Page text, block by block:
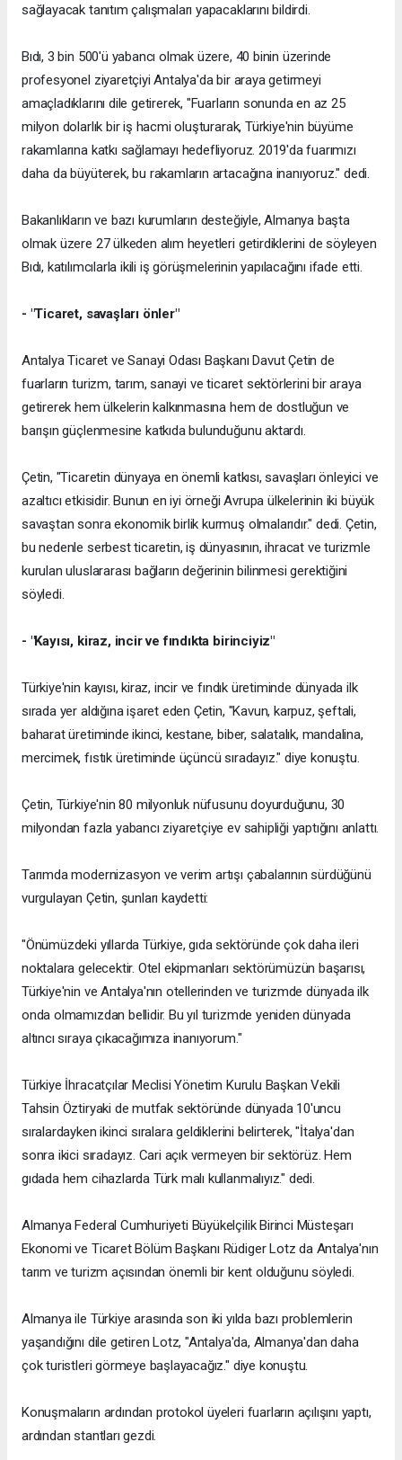
sağlayacak tanıtım çalışmaları yapacaklarını bildirdi.
Bıdı, 3 bin 500'ü yabancı olmak üzere, 40 binin üzerinde
profesyonel ziyaretçiyi Antalya'da bir araya getirmeyi
amaçladıklarını dile getirerek, "Fuarların sonunda en az 25
milyon dolarlık bir iş hacmi oluşturarak, Türkiye'nin büyüme
rakamlarına katkı sağlamayı hedefliyoruz. 2019'da fuarımızı
daha da büyüterek, bu rakamların artacağına inanıyoruz." dedi.
Bakanlıkların ve bazı kurumların desteğiyle, Almanya başta
olmak üzere 27 ülkeden alım heyetleri getirdiklerini de söyleyen
Bıdı, katılımcılarla ikili iş görüşmelerinin yapılacağını ifade etti.
- "Ticaret, savaşları önler"
Antalya Ticaret ve Sanayi Odası Başkanı Davut Çetin de
fuarların turizm, tarım, sanayi ve ticaret sektörlerini bir araya
getirerek hem ülkelerin kalkınmasına hem de dostluğun ve
barışın güçlenmesine katkıda bulunduğunu aktardı.
Çetin, "Ticaretin dünyaya en önemli katkısı, savaşları önleyici ve
azaltıcı etkisidir. Bunun en iyi örneği Avrupa ülkelerinin iki büyük
savaştan sonra ekonomik birlik kurmuş olmalarıdır." dedi. Çetin,
bu nedenle serbest ticaretin, iş dünyasının, ihracat ve turizmle
kurulan uluslararası bağların değerinin bilinmesi gerektiğini
söyledi.
- "Kayısı, kiraz, incir ve fındıkta birinciyiz"
Türkiye'nin kayısı, kiraz, incir ve fındık üretiminde dünyada ilk
sırada yer aldığına işaret eden Çetin, "Kavun, karpuz, şeftali,
baharat üretiminde ikinci, kestane, biber, salatalık, mandalina,
mercimek, fıstık üretiminde üçüncü sıradayız." diye konuştu.
Çetin, Türkiye'nin 80 milyonluk nüfusunu doyurduğunu, 30
milyondan fazla yabancı ziyaretçiye ev sahipliği yaptığını anlattı.
Tarımda modernizasyon ve verim artışı çabalarının sürdüğünü
vurgulayan Çetin, şunları kaydetti:
"Önümüzdeki yıllarda Türkiye, gıda sektöründe çok daha ileri
noktalara gelecektir. Otel ekipmanları sektörümüzün başarısı,
Türkiye'nin ve Antalya'nın otellerinden ve turizmde dünyada ilk
onda olmamızdan bellidir. Bu yıl turizmde yeniden dünyada
altıncı sıraya çıkacağımıza inanıyorum."
Türkiye İhracatçılar Meclisi Yönetim Kurulu Başkan Vekili
Tahsin Öztiryaki de mutfak sektöründe dünyada 10'uncu
sıralardayken ikinci sıralara geldiklerini belirterek, "İtalya'dan
sonra ikici sıradayız. Cari açık vermeyen bir sektörüz. Hem
gıdada hem cihazlarda Türk malı kullanmalıyız." dedi.
Almanya Federal Cumhuriyeti Büyükelçilik Birinci Müsteşarı
Ekonomi ve Ticaret Bölüm Başkanı Rüdiger Lotz da Antalya'nın
tarım ve turizm açısından önemli bir kent olduğunu söyledi.
Almanya ile Türkiye arasında son iki yılda bazı problemlerin
yaşandığını dile getiren Lotz, "Antalya'da, Almanya'dan daha
çok turistleri görmeye başlayacağız." diye konuştu.
Konuşmaların ardından protokol üyeleri fuarların açılışını yaptı,
ardından stantları gezdi.